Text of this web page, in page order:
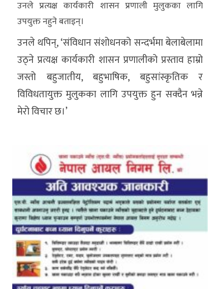
उनले प्रत्यक्ष कार्यकारी शासन प्रणाली मुलुकका लागि
उपयुक्त नहुने बताइन्।
उनले थपिन्, ‘संविधान संशोधनको सन्दर्भमा बेलाबेलामा
उठ्ने प्रत्यक्ष कार्यकारी शासन प्रणालीको प्रस्ताव हाम्रो
जस्तो बहुजातीय, बहुभाषिक, बहुसांस्कृतिक र
विविधतायुक्त मुलुकका लागि उपयुक्त हुन सक्दैन भन्ने
मेरो विचार छ।’